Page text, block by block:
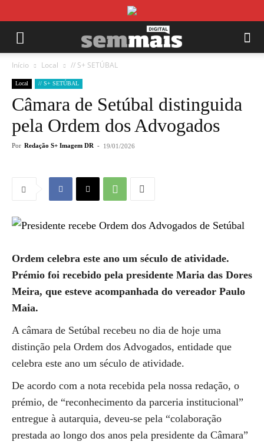
Início Local // S+ SETÚBAL
Local // S+ SETÚBAL
Câmara de Setúbal distinguida
pela Ordem dos Advogados
Por Redação S+ Imagem DR - 19/01/2026
Ordem celebra este ano um século de atividade.
Prémio foi recebido pela presidente Maria das Dores
Meira, que esteve acompanhada do vereador Paulo
Maia.
A câmara de Setúbal recebeu no dia de hoje uma
distinção pela Ordem dos Advogados, entidade que
celebra este ano um século de atividade.
De acordo com a nota recebida pela nossa redação, o
prémio, de “reconhecimento da parceria institucional”
entregue à autarquia, deveu-se pela “colaboração
prestada ao longo dos anos pela presidente da Câmara”